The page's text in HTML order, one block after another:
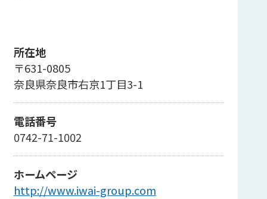
所在地
〒631-0805
奈良県奈良市右京1丁目3-1
電話番号
0742-71-1002
ホームページ
http://www.iwai-group.com